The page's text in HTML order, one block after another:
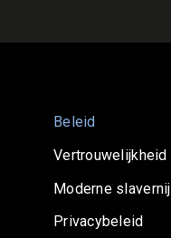
Beleid
Vertrouwelijkheid
Moderne slavernij
Privacybeleid